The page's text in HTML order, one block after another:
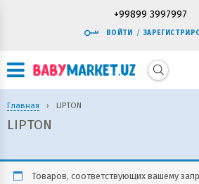
+99899 3997997
ВОЙТИ /
Главная › LIPTON
LIPTON
Товаров, соответствующих вашему